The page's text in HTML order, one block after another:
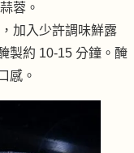
蓉。
加入少許調味鮮露
製約 10-15 分鐘。醃
感。